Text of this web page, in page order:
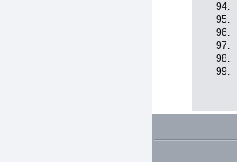
94.
95.
96.
97.
98.
99.